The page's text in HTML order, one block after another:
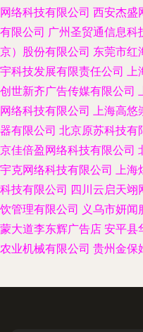
网络科技有限公司 西安杰盛
有限公司 广州圣贸通信息科
京）股份有限公司 东莞市红
宇科技发展有限责任公司 上
创世新齐广告传媒有限公司
网络科技有限公司 上海高悠
器有限公司 北京原苏科技有
京佳倍盈网络科技有限公司
宇克网络科技有限公司 上海
科技有限公司 四川云启天翊
饮管理有限公司 义乌市妍闻
蒙大道李东辉广告店 安平县
农业机械有限公司 贵州金保